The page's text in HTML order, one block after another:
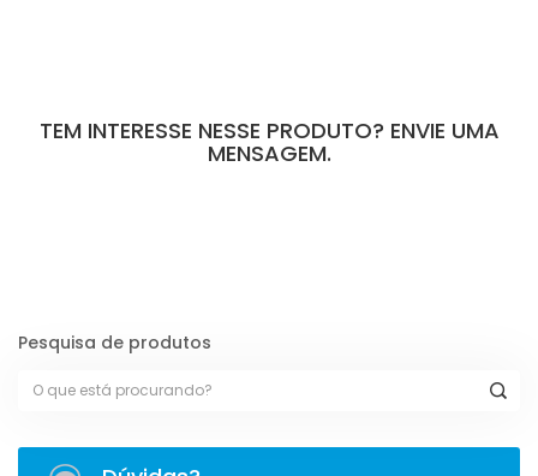
TEM INTERESSE NESSE PRODUTO? ENVIE UMA
MENSAGEM.
Pesquisa de produtos